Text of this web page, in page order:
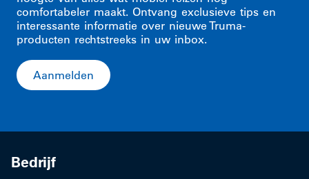
comfortabeler maakt. Ontvang exclusieve tips en
interessante informatie over nieuwe Truma-
producten rechtstreeks in uw inbox.
Aanmelden
Bedrijf